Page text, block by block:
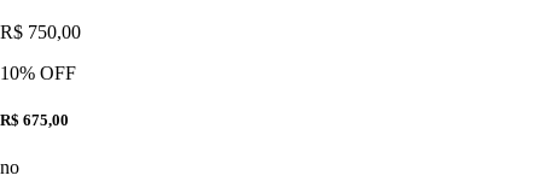
R$ 750,00
10% OFF
R$ 675,00
no